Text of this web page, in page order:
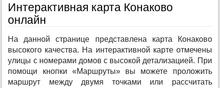
Интерактивная карта Конаково
онлайн
На данной странице представлена карта Конаково
высокого качества. На интерактивной карте отмечены
улицы с номерами домов с высокой детализацией. При
помощи кнопки «Маршруты» вы можете проложить
маршрут между двумя точками или рассчитать